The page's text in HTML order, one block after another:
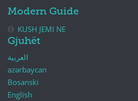
Modern Guide
KUSH JEMI NE
Gjuhët
العربية
azərbaycan
Bosanski
English